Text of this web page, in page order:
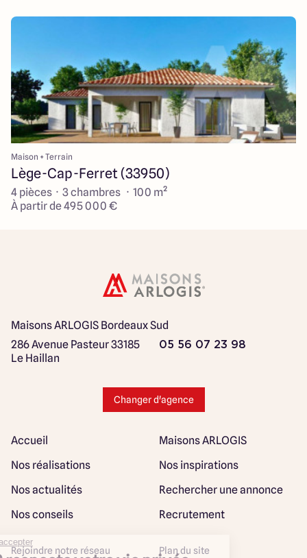
Maison + Terrain
Lège-Cap-Ferret (33950)
4 pièces · 3 chambres · 100 m²
À partir de 495 000 €
Maisons ARLOGIS Bordeaux Sud
286 Avenue Pasteur33185
Le Haillan
05 56 07 23 98
Changer d'agence
Accueil
Maisons ARLOGIS
Nos réalisations
Nos inspirations
Nos actualités
Rechercher une annonce
Nos conseils
Recrutement
Rejoindre notre réseau Plan du site